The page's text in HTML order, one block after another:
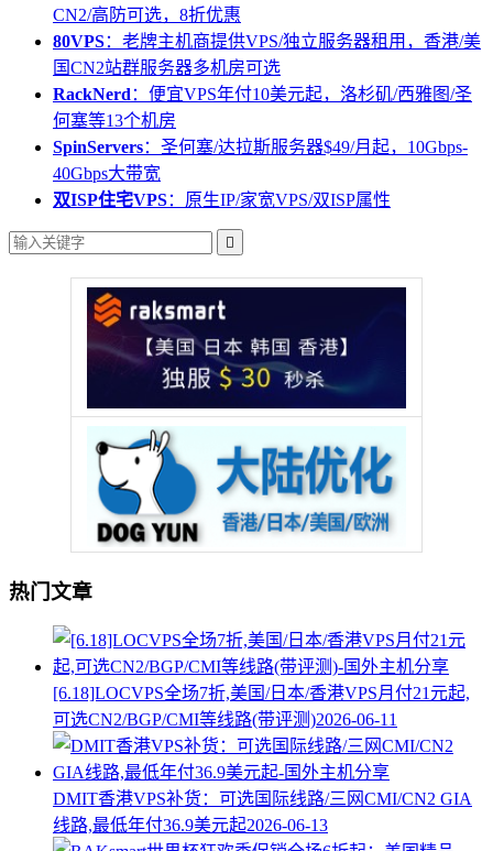
CN2/高防可选，8折优惠
80VPS：老牌主机商提供VPS/独立服务器租用，香港/美
国CN2站群服务器多机房可选
RackNerd ：便宜VPS年付10美元起，洛杉矶/西雅图/圣
何塞等13个机房
SpinServers：圣何塞/达拉斯服务器$49/月起，10Gbps-
40Gbps大带宽
双ISP住宅VPS：原生IP/家宽VPS/双ISP属性

热门文章
[6.18]LOCVPS全场7折,美国/日本/香港VPS月付21元起,
可选CN2/BGP/CMI等线路(带评测)2026-06-11
DMIT香港VPS补货：可选国际线路/三网CMI/CN2 GIA
线路,最低年付36.9美元起2026-06-13